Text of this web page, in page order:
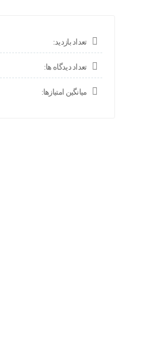
تعداد بازدید:
تعداد دیدگاه ها:
میانگین امتیازها: